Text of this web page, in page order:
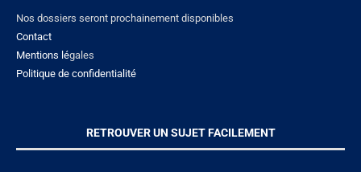
Nos dossiers seront prochainement disponibles
Contact
Mentions légales
Politique de confidentialité
RETROUVER UN SUJET FACILEMENT